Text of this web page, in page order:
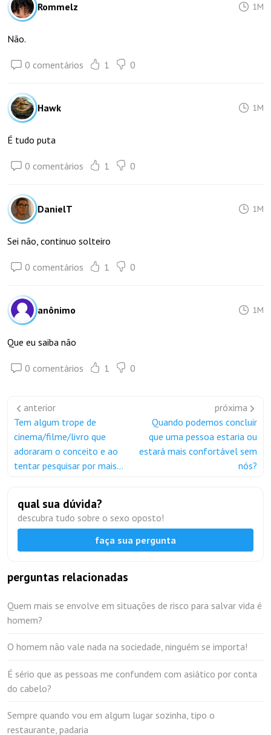
Rommelz 1M
Não.
0 comentários 1 0
Hawk 1M
É tudo puta
0 comentários 1 0
DanielT 1M
Sei não, continuo solteiro
0 comentários 1 0
anônimo 1M
Que eu saiba não
0 comentários 1 0
anterior
Tem algum trope de
cinema/filme/livro que
adoraram o conceito e ao
tentar pesquisar por mais...
próxima
Quando podemos concluir
que uma pessoa estaria ou
estará mais confortável sem
nós?
qual sua dúvida?
descubra tudo sobre o sexo oposto!
faça sua pergunta
perguntas relacionadas
Quem mais se envolve em situações de risco para salvar vida é
homem?
O homem não vale nada na sociedade, ninguém se importa!
É sério que as pessoas me confundem com asiático por conta
do cabelo?
Sempre quando vou em algum lugar sozinha, tipo o
restaurante, padaria